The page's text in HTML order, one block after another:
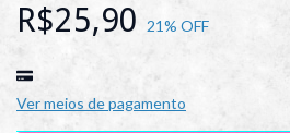
R$25,90 21% OFF
Ver meios de pagamento